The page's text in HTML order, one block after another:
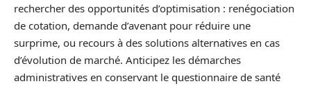
rechercher des opportunités d’optimisation : renégociation
de cotation, demande d’avenant pour réduire une
surprime, ou recours à des solutions alternatives en cas
d’évolution de marché. Anticipez les démarches
administratives en conservant le questionnaire de santé